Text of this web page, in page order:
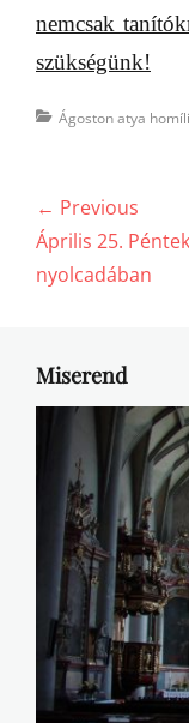
nemcsak
szükségünk!
Categories
Ágoston atya
Bejegyzés
navigáció
← Previous
Previous
post:
Április 25.
nyolcadában
Miserend